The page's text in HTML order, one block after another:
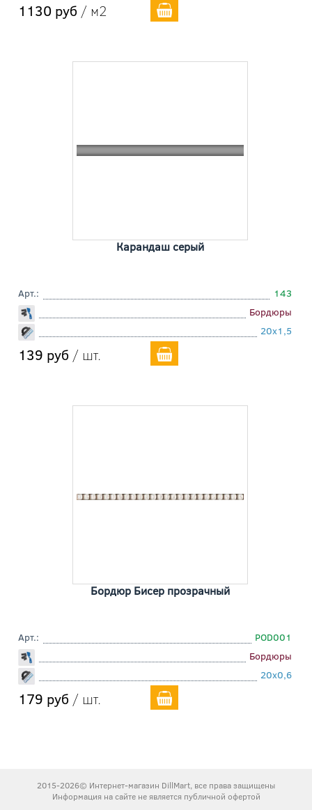
1130 руб / м2
Карандаш серый
Арт.:
143
Бордюры
20x1,5
139 руб / шт.
Бордюр Бисер прозрачный
Арт.:
POD001
Бордюры
20x0,6
179 руб / шт.
2015-2026© Интернет-магазин DillMart, все права защищены
Информация на сайте не является публичной офертой